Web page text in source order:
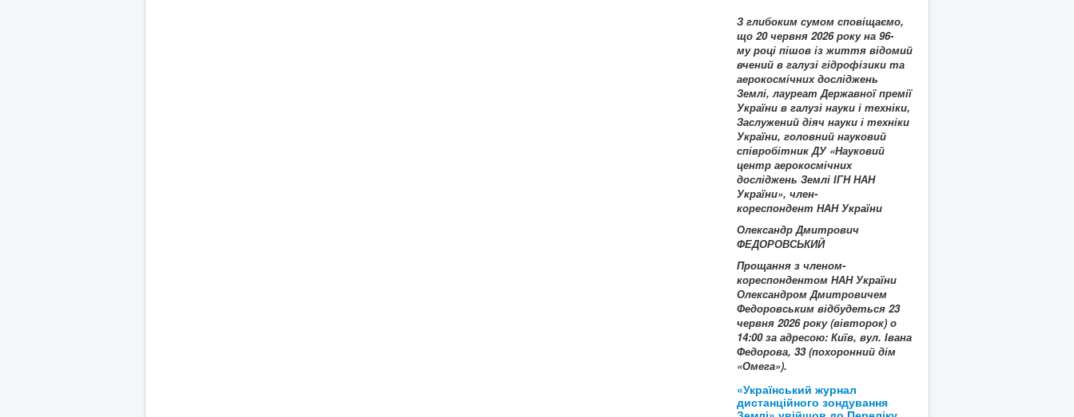
З глибоким сумом сповіщаємо,
що 20червня 2026 року на 96-
му році пішов із життя відомий
вчений в галузі гідрофізики та
аерокосмічних досліджень
Землі, лауреат Державної премії
України в галузі науки і техніки,
Заслужений діяч науки і техніки
України, головний науковий
співробітник ДУ «Науковий
центр аерокосмічних
досліджень Землі ІГН НАН
України», член-
кореспондент НАН України
Олександр Дмитрович
ФЕДОРОВСЬКИЙ
Прощання з членом-
кореспондентом НАН України
Олександром Дмитровичем
Федоровським відбудеться 23
червня 2026 року (вівторок) о
14:00 за адресою: Київ, вул. Івана
Федорова, 33 (похоронний дім
«Омега»).
«Український журнал
дистанційного зондування